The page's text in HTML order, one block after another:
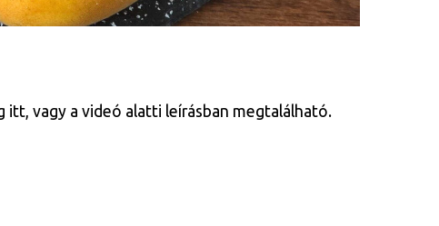
vagy a videó alatti leírásban megtalálható.